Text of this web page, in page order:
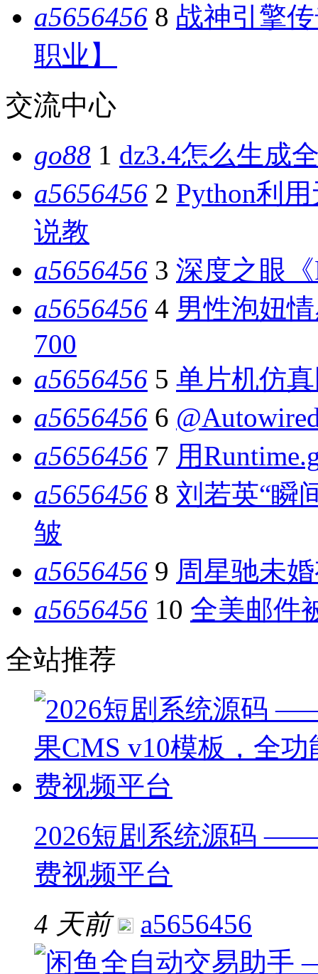
a5656456 8 战神引擎
职业】
交流中心
go88 1 dz3.4怎么生成
a5656456 2 Python利
说教
a5656456 3 深度之眼
a5656456 4 男性泡妞
700
a5656456 5 单片机仿
a5656456 6
a5656456 7 用
a5656456 8 刘若英“瞬
皱
a5656456 9 周星驰未
a5656456 10 全美邮件
全站推荐
2026短剧系统源码
费视频平台
4 天前
a5656456